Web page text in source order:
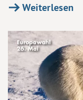
Weiterlesen